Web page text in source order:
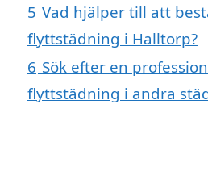
5 Vad hjälper till att
flyttstädning i Halltorp?
6 Sök efter en
flyttstädning i andra